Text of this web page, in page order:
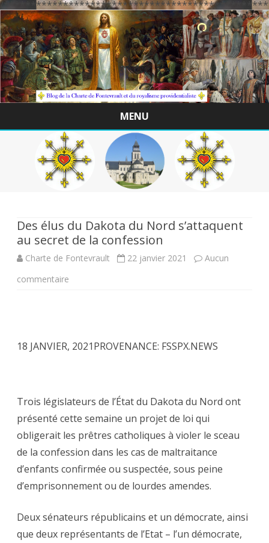
/
MENU
Skip
to
content
Des élus du Dakota du Nord s’attaquent
au secret de la confession
Charte de Fontevrault 22 janvier 2021
Aucun
commentaire
du
Nord
s’attaquent
au
secret
de
confession
18 JANVIER, 2021PROVENANCE: FSSPX.NEWS
Trois législateurs de l’État du Dakota du Nord ont
présenté cette semaine un projet de loi qui
obligerait les prêtres catholiques à violer le sceau
de la confession dans les cas de maltraitance
d’enfants confirmée ou suspectée, sous peine
d’emprisonnement ou de lourdes amendes.
Deux sénateurs républicains et un démocrate, ainsi
que deux représentants de l’Etat – l’un démocrate,